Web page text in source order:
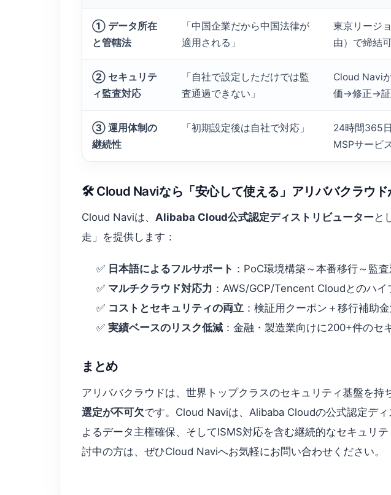
① データ所在
と管轄法
「中国企業だから中国法律が
適用される」
東京リージ
由）で締結
② セキュリテ
ィ監査対応
「自社で設定しただけでは監
査通過できない」
Cloud Navi
価→修正→証
③ 運用体制の
継続性
「初期設定後は自社で対応」 24時間365
MSPサービ
🛠️ Cloud Naviなら「安心して使える」アリババクラウド
Cloud Naviは、 Alibaba Cloud公式認定ディストリビューターと
走」を提供します：
✅ 日本語によるフルサポート ：PoC環境構築～本番移行～監
✅ マルチクラウド対応力 ：AWS/GCP/Tencent Cloudとのハ
✅ コストとセキュリティの両立 ：検証用クーポン＋移行補助
✅ 実績ベースのリスク低減 ：金融・製造業向けに200+件のセ
まとめ
アリババクラウドは、世界トップクラスのセキュリティ基盤を持
選定が不可欠です。Cloud Naviは、Alibaba Cloudの公式認定デ
よるデータ主権確保、そしてISMS対応を含む継続的なセキュリ
討中の方は、ぜひCloud Naviへお気軽にお問い合わせください。